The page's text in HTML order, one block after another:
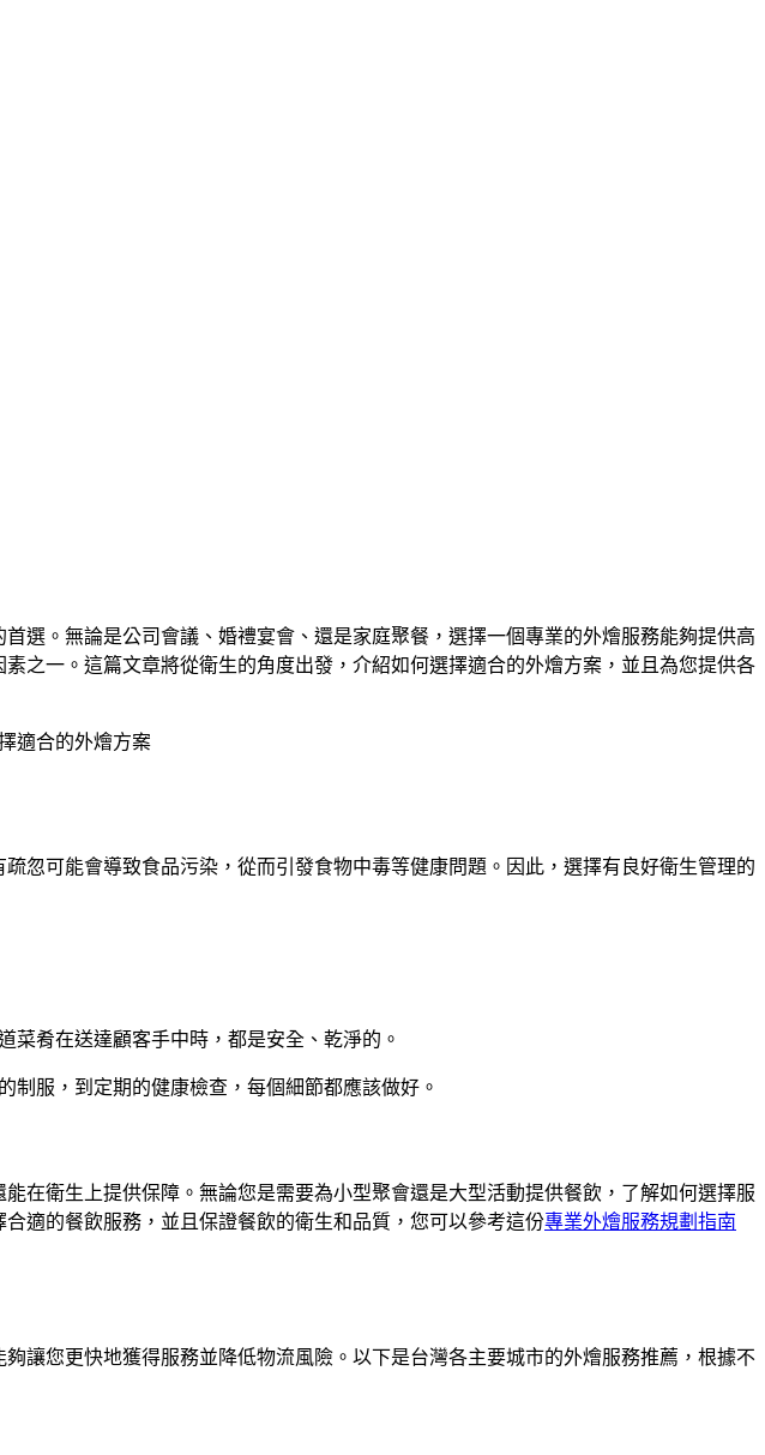
選。無論是公司會議、婚禮宴會、還是家庭聚餐，選擇一個專業的外燴服務能夠提供高
之一。這篇文章將從衛生的角度出發，介紹如何選擇適合的外燴方案，並且為您提供各
忽可能會導致食品污染，從而引發食物中毒等健康問題。因此，選擇有良好衛生管理的
菜肴在送達顧客手中時，都是安全、乾淨的。
制服，到定期的健康檢查，每個細節都應該做好。
在衛生上提供保障。無論您是需要為小型聚會還是大型活動提供餐飲，了解如何選擇服
適的餐飲服務，並且保證餐飲的衛生和品質，您可以參考這份專業外燴服務規劃指南
讓您更快地獲得服務並降低物流風險。以下是台灣各主要城市的外燴服務推薦，根據不